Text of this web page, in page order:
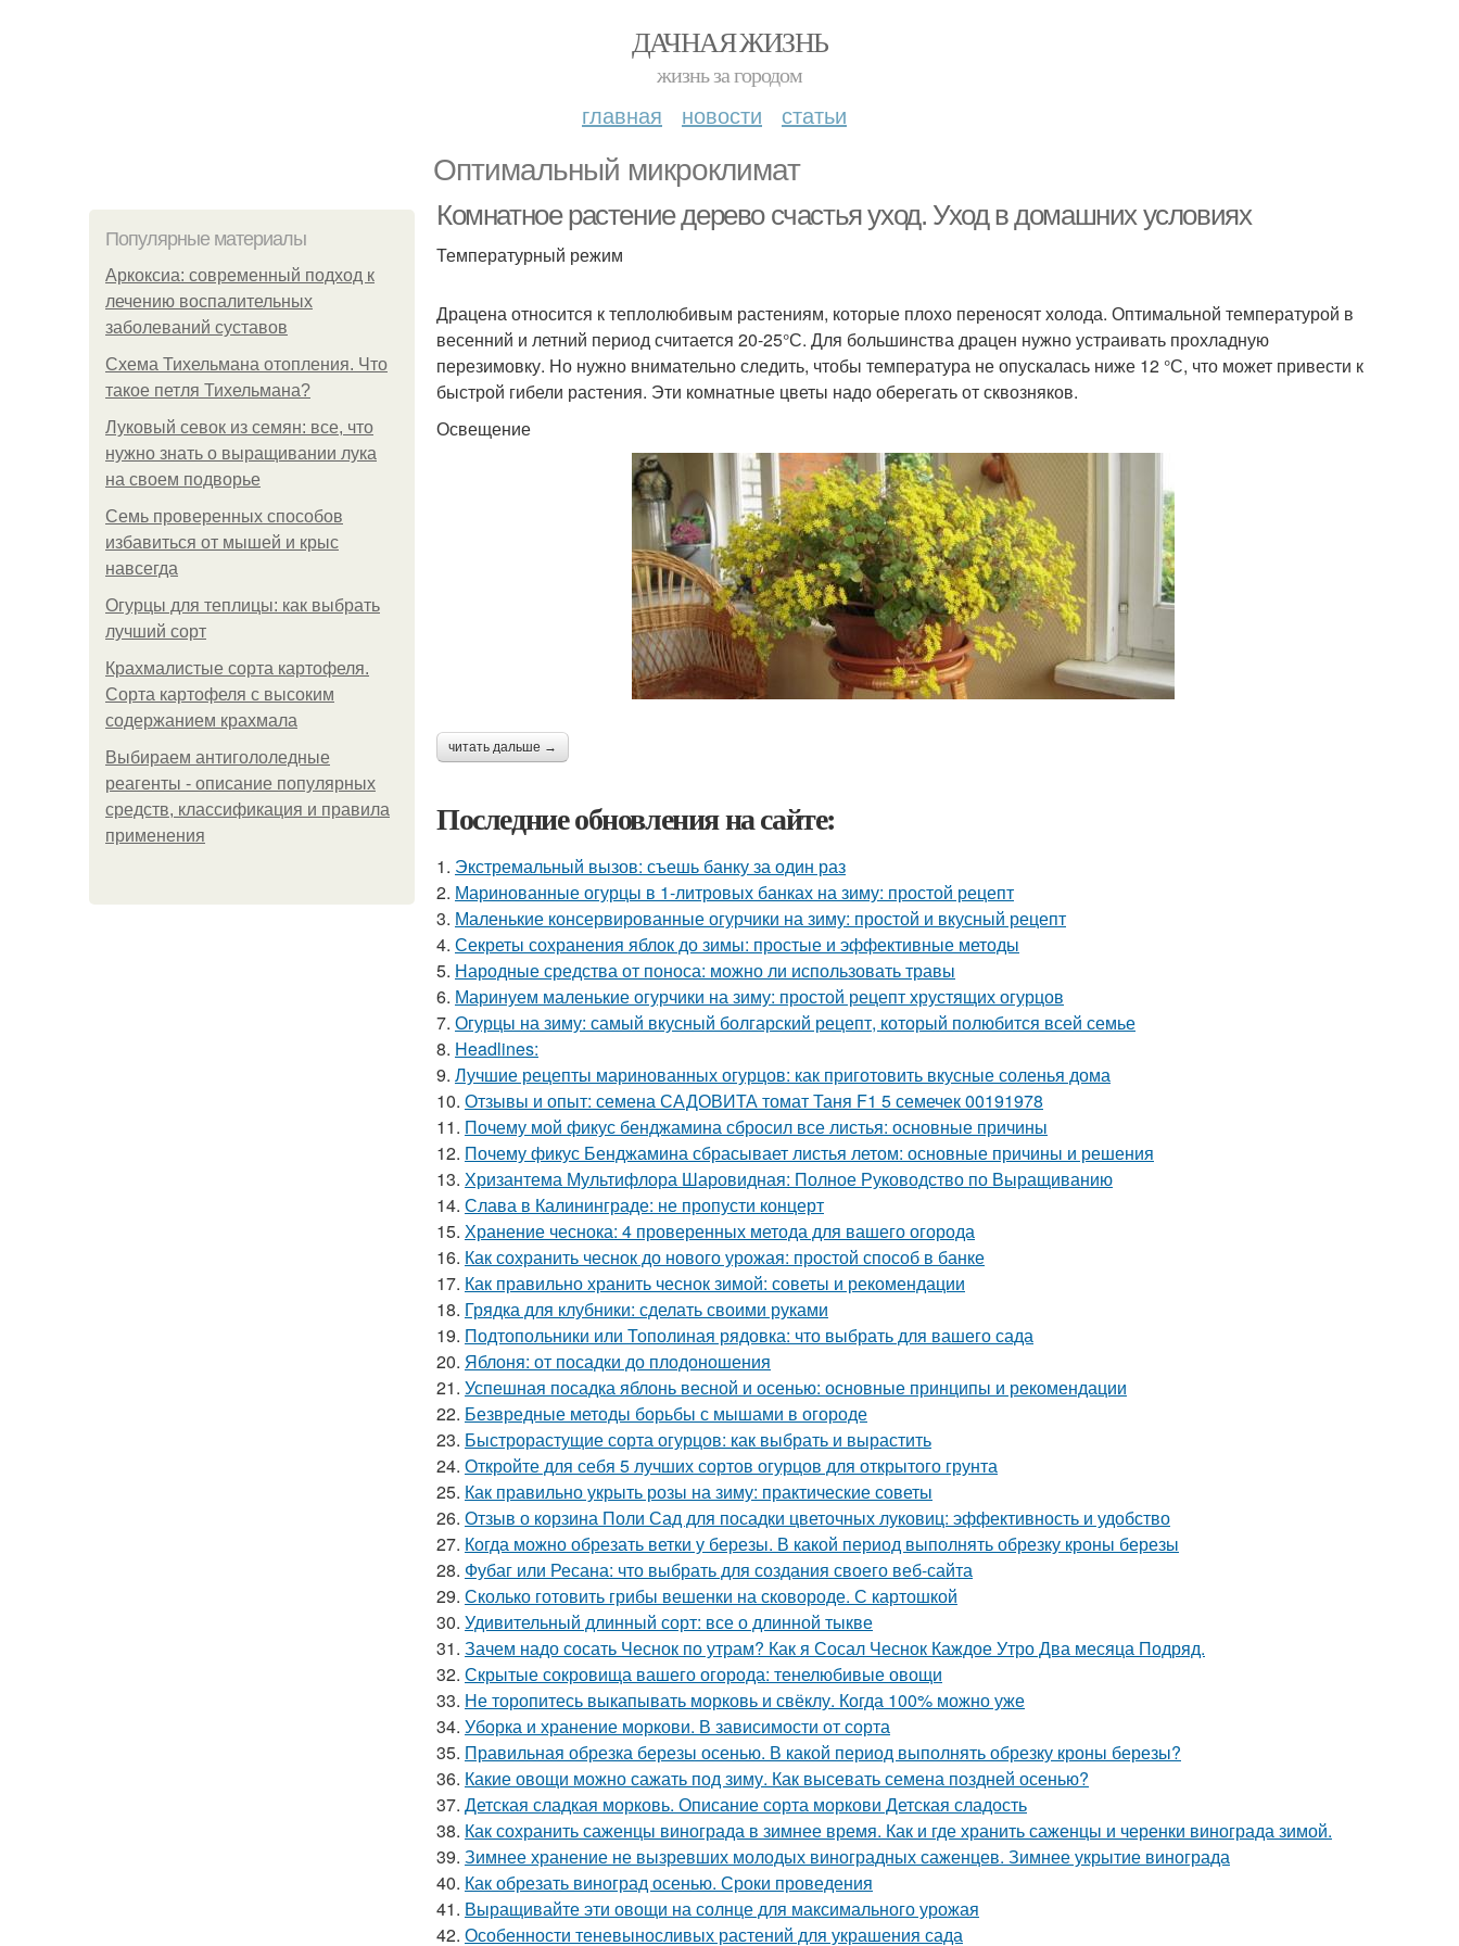
ДАЧНАЯ ЖИЗНЬ
жизнь за городом
главная новости статьи
Оптимальный микроклимат
Популярные материалы
Аркоксиа: современный подход к
лечению воспалительных
заболеваний суставов
Схема Тихельмана отопления. Что
такое петля Тихельмана?
Луковый севок из семян: все, что
нужно знать о выращивании лука
на своем подворье
Семь проверенных способов
избавиться от мышей и крыс
навсегда
Огурцы для теплицы: как выбрать
лучший сорт
Крахмалистые сорта картофеля.
Сорта картофеля с высоким
содержанием крахмала
Выбираем антигололедные
реагенты - описание популярных
средств, классификация и правила
применения
Комнатное растение дерево счастья уход. Уход в домашних условиях
Температурный режим
Драцена относится к теплолюбивым растениям, которые плохо переносят холода. Оптимальной температурой в
весенний и летний период считается 20-25°С. Для большинства драцен нужно устраивать прохладную
перезимовку. Но нужно внимательно следить, чтобы температура не опускалась ниже 12 °С, что может привести к
быстрой гибели растения. Эти комнатные цветы надо оберегать от сквозняков.
Освещение
читать дальше →
Последние обновления на сайте:
1. Экстремальный вызов: съешь банку за один раз
2. Маринованные огурцы в 1-литровых банках на зиму: простой рецепт
3. Маленькие консервированные огурчики на зиму: простой и вкусный рецепт
4. Секреты сохранения яблок до зимы: простые и эффективные методы
5. Народные средства от поноса: можно ли использовать травы
6. Маринуем маленькие огурчики на зиму: простой рецепт хрустящих огурцов
7. Огурцы на зиму: самый вкусный болгарский рецепт, который полюбится всей семье
8. Headlines:
9. Лучшие рецепты маринованных огурцов: как приготовить вкусные соленья дома
10. Отзывы и опыт: семена САДОВИТА томат Таня F1 5 семечек 00191978
11. Почему мой фикус бенджамина сбросил все листья: основные причины
12. Почему фикус Бенджамина сбрасывает листья летом: основные причины и решения
13. Хризантема Мультифлора Шаровидная: Полное Руководство по Выращиванию
14. Слава в Калининграде: не пропусти концерт
15. Хранение чеснока: 4 проверенных метода для вашего огорода
16. Как сохранить чеснок до нового урожая: простой способ в банке
17. Как правильно хранить чеснок зимой: советы и рекомендации
18. Грядка для клубники: сделать своими руками
19. Подтопольники или Тополиная рядовка: что выбрать для вашего сада
20. Яблоня: от посадки до плодоношения
21. Успешная посадка яблонь весной и осенью: основные принципы и рекомендации
22. Безвредные методы борьбы с мышами в огороде
23. Быстрорастущие сорта огурцов: как выбрать и вырастить
24. Откройте для себя 5 лучших сортов огурцов для открытого грунта
25. Как правильно укрыть розы на зиму: практические советы
26. Отзыв о корзина Поли Сад для посадки цветочных луковиц: эффективность и удобство
27. Когда можно обрезать ветки у березы. В какой период выполнять обрезку кроны березы
28. Фубаг или Ресана: что выбрать для создания своего веб-сайта
29. Сколько готовить грибы вешенки на сковороде. С картошкой
30. Удивительный длинный сорт: все о длинной тыкве
31. Зачем надо сосать Чеснок по утрам? Как я Сосал Чеснок Каждое Утро Два месяца Подряд.
32. Скрытые сокровища вашего огорода: тенелюбивые овощи
33. Не торопитесь выкапывать морковь и свёклу. Когда 100% можно уже
34. Уборка и хранение моркови. В зависимости от сорта
35. Правильная обрезка березы осенью. В какой период выполнять обрезку кроны березы?
36. Какие овощи можно сажать под зиму. Как высевать семена поздней осенью?
37. Детская сладкая морковь. Описание сорта моркови Детская сладость
38. Как сохранить саженцы винограда в зимнее время. Как и где хранить саженцы и черенки винограда зимой.
39. Зимнее хранение не вызревших молодых виноградных саженцев. Зимнее укрытие винограда
40. Как обрезать виноград осенью. Сроки проведения
41. Выращивайте эти овощи на солнце для максимального урожая
42. Особенности теневыносливых растений для украшения сада